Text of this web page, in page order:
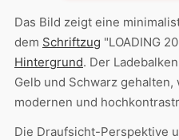
Das Bild zeigt eine
dem Schriftzug "LOADING
Hintergrund. Der
Gelb und Schwarz gehalten,
modernen und
Die Draufsicht-Perspektive